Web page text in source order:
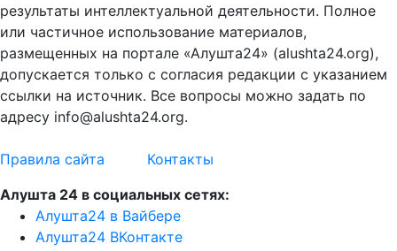
результаты интеллектуальной деятельности. Полное
или частичное использование материалов,
размещенных на портале «Алушта24» (alushta24.org),
допускается только с согласия редакции с указанием
ссылки на источник. Все вопросы можно задать по
адресу info@alushta24.org.
Правила сайта
Контакты
Алушта 24 в социальных сетях:
Алушта24 в Вайбере
Алушта24 ВКонтакте